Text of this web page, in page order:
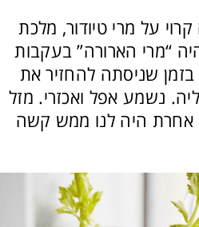
על מרי טיודור, מלכת
“מרי הארורה” בעקבות
שניסתה להחזיר את
נשמע אפל ואכזרי. מזל
אחרת היה לנו ממש קשה